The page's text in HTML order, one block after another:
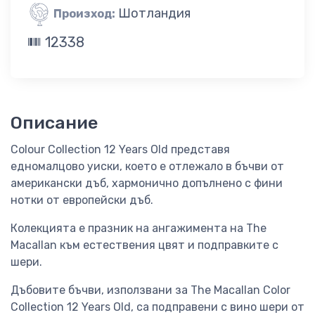
Произход: Шотландия
12338
Описание
Colour Collection 12 Years Old представя
едномалцово уиски, което е отлежало в бъчви от
американски дъб, хармонично допълнено с фини
нотки от европейски дъб.
Колекцията е празник на ангажимента на The
Macallan към естествения цвят и подправките с
шери.
Дъбовите бъчви, използвани за The Macallan Color
Collection 12 Years Old, са подправени с вино шери от